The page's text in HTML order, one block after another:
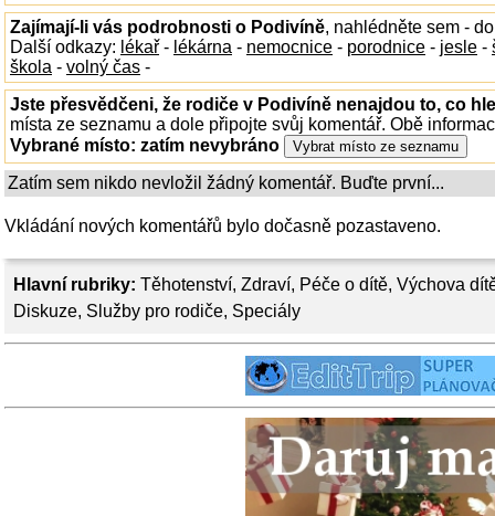
Hlavní rubriky: Těhotenství, Zdraví, Péče o dítě, Výchova
Diskuze, Služby pro rodiče, Speciály
Zajímají-li vás podrobnosti o Podivíně, nahlédněte sem -
Další odkazy: lékař - lékárna - nemocnice - porodnice - jesle -
škola - volný čas -
Jste přesvědčeni, že rodiče v Podivíně nenajdou to, co
místa ze seznamu a dole připojte svůj komentář. Obě
Vybrané místo: zatím nevybráno
Zatím sem nikdo nevložil žádný komentář. Buďte první...
Vkládání nových komentářů bylo dočasně pozastaveno.